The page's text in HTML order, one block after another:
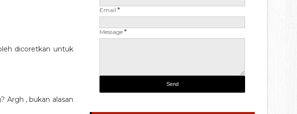
dicoretkan untuk
Argh , bukan alasan
Email *
Message *